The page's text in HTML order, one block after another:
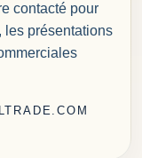
contacté pour
les présentations